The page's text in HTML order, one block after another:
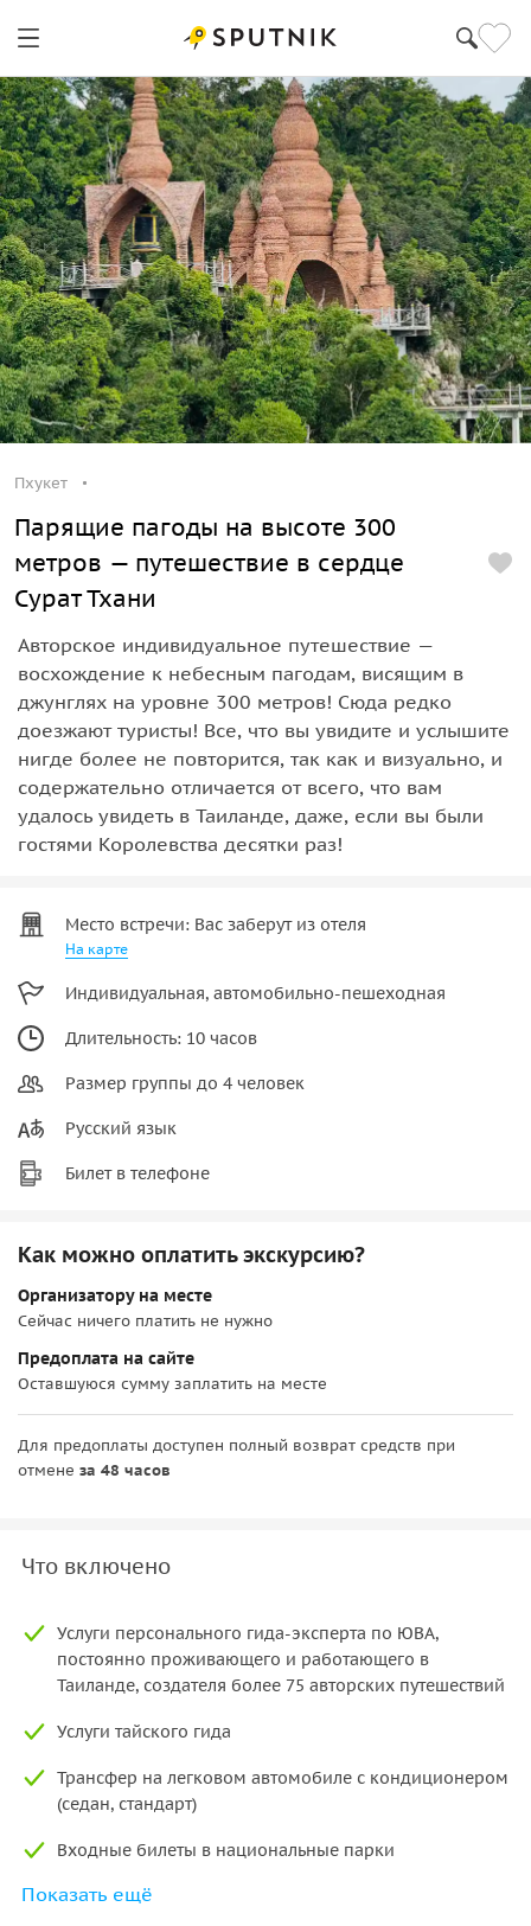
Пхукет
Парящие пагоды на высоте 300
метров — путешествие в сердце
Сурат Тхани
Авторское индивидуальное путешествие —
восхождение к небесным пагодам, висящим в
джунглях на уровне 300 метров! Сюда редко
доезжают туристы! Все, что вы увидите и услышите
нигде более не повторится, так как и визуально, и
содержательно отличается от всего, что вам
удалось увидеть в Таиланде, даже, если вы были
гостями Королевства десятки раз!
Место встречи: Вас заберут из отеля
На карте
Индивидуальная, автомобильно-пешеходная
Длительность: 10 часов
Размер группы до 4 человек
Русский язык
Билет в телефоне
Как можно оплатить экскурсию?
Организатору на месте
Сейчас ничего платить не нужно
Предоплата на сайте
Оставшуюся сумму заплатить на месте
Для предоплаты доступен полный возврат средств при
отмене за 48 часов
Что включено
Услуги персонального гида-эксперта по ЮВА,
постоянно проживающего и работающего в
Таиланде, создателя более 75 авторских путешествий
Услуги тайского гида
Трансфер на легковом автомобиле с кондиционером
(седан, стандарт)
Входные билеты в национальные парки
Питьевая вода
Показать ещё